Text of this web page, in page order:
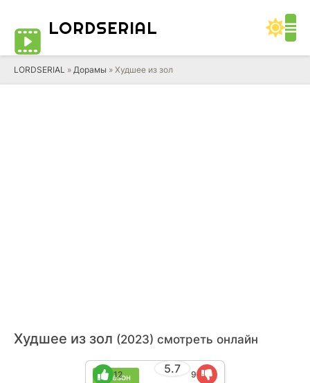
LORDSERIAL
LORDSERIAL » Дорамы » Худшее из зол
Худшее из зол (2023) смотреть онлайн
1 сезон
5.7
12 9